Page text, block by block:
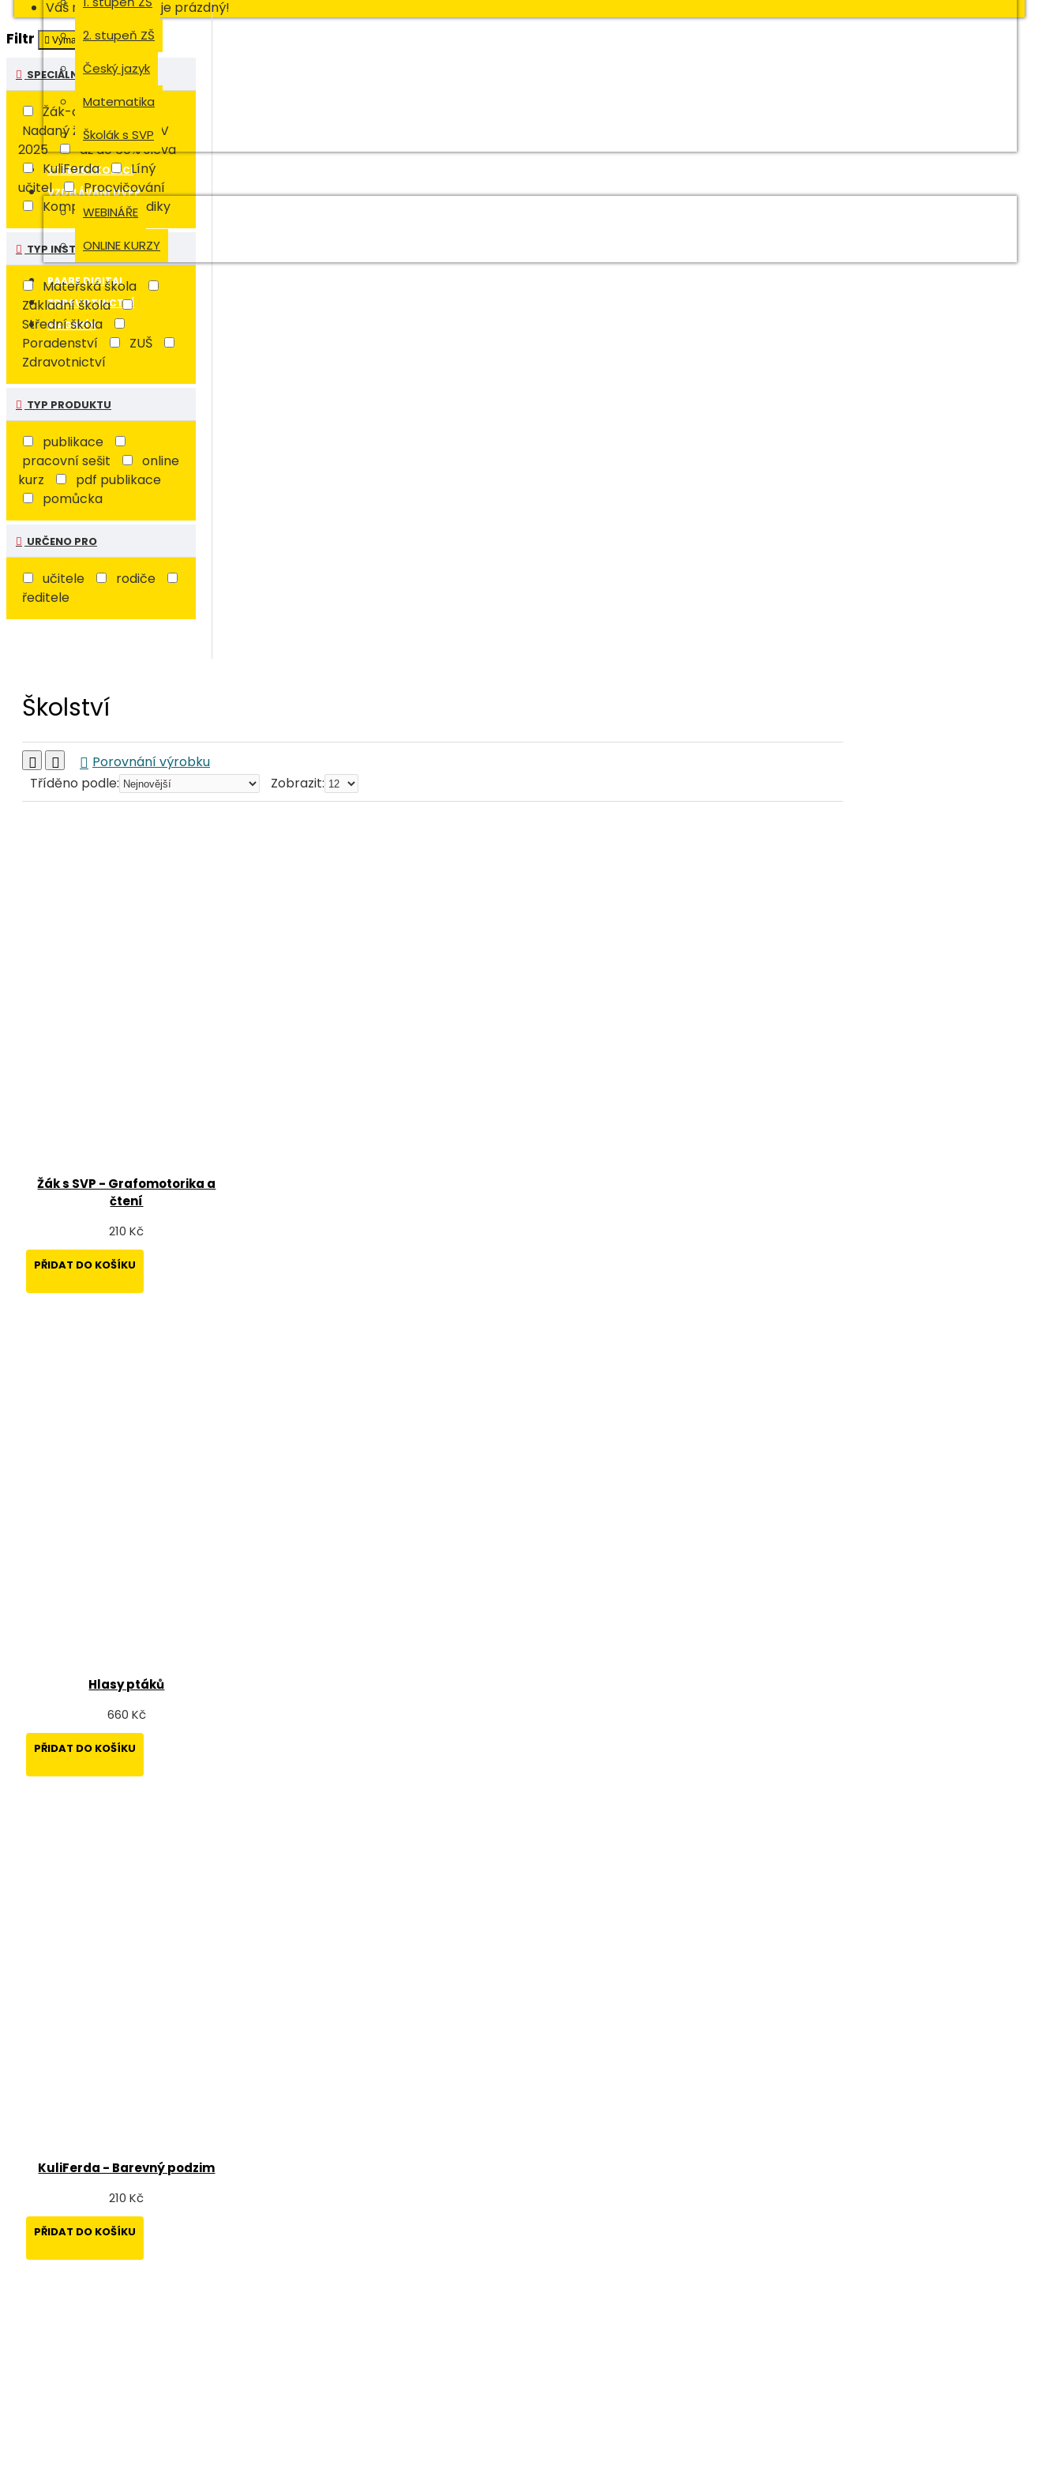
Váš nákupní košík je prázdný!
2. stupeň ZŠ
Český jazyk
Matematika
Školák s SVP
STŘEDOŠKOLÁCI
VZDĚLÁVÁNÍ DVPP
WEBINÁŘE
ONLINE KURZY
RAABE DIGITAL
ZDRAVOTNICTVÍ
MAGAZÍN
Filtr Vymazat
SPECIÁLNÍ EDICE
Žák-cizinec
Nadaný žák
RVP PV
2025
až do 60% sleva
KuliFerda
Líný
učitel
Procvičování
Komplexní metodiky
TYP INSTITUCE
Mateřská škola
Základní škola
Střední škola
Poradenství
ZUŠ
Zdravotnictví
TYP PRODUKTU
publikace
pracovní sešit
online
kurz
pdf publikace
pomůcka
URČENO PRO
učitele
rodiče
ředitele
Školství
Porovnání výrobku
Tříděno podle:
Zobrazit:
Žák s SVP - Grafomotorika a
čtení
210 Kč
PŘIDAT DO KOŠÍKU
Hlasy ptáků
660 Kč
PŘIDAT DO KOŠÍKU
KuliFerda - Barevný podzim
210 Kč
PŘIDAT DO KOŠÍKU